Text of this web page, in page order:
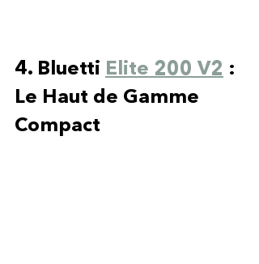
4. Bluetti Elite 200 V2 :
Le Haut de Gamme
Compact